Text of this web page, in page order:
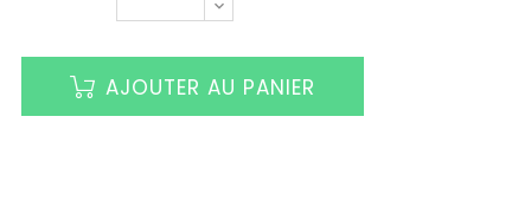
AJOUTER AU PANIER